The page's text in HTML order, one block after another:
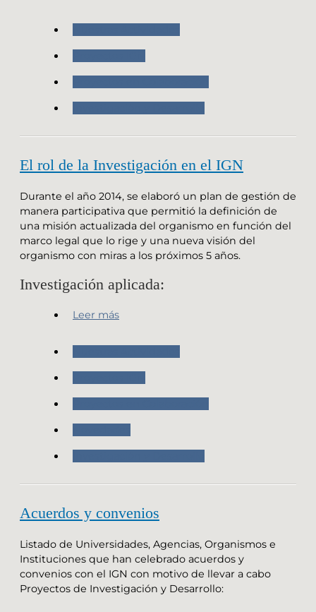
El rol de la Investigación en el IGN
Durante el año 2014, se elaboró un plan de gestión de
manera participativa que permitió la definición de
una misión actualizada del organismo en función del
marco legal que lo rige y una nueva visión del
organismo con miras a los próximos 5 años.
Investigación aplicada:
Leer más
Acuerdos y convenios
Listado de Universidades, Agencias, Organismos e
Instituciones que han celebrado acuerdos y
convenios con el IGN con motivo de llevar a cabo
Proyectos de Investigación y Desarrollo: